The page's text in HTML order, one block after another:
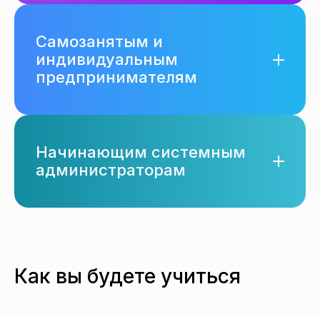
Самозанятым и
индивидуальным
предпринимателям
Начинающим системным
администраторам
Как вы будете учиться